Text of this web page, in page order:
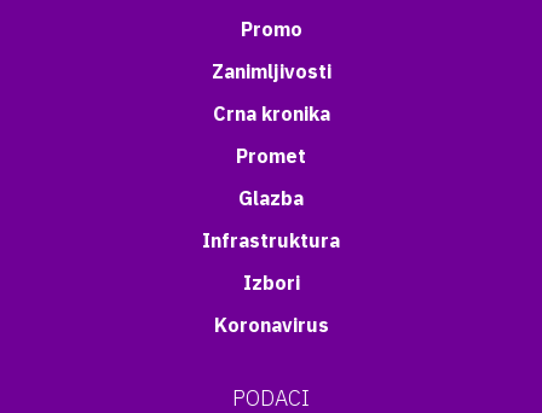
Promo
Zanimljivosti
Crna kronika
Promet
Glazba
Infrastruktura
Izbori
Koronavirus
PODACI